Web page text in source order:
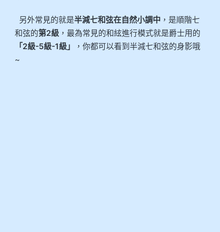
另外常見的就是半減七和弦在自然小調中 ，是順階七
和弦的第2級 ，最為常見的和絃進行模式就是爵士用的
「2級-5級-1級」
，你都可以看到半減七和弦的身影哦
~